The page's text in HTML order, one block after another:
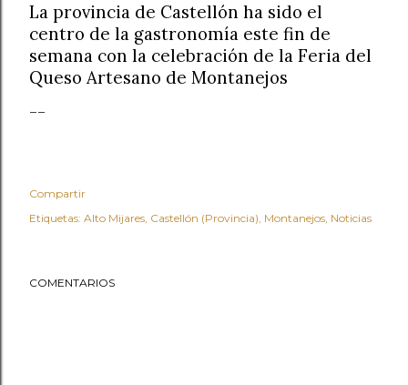
La provincia de Castellón ha sido el
centro de la gastronomía este fin de
semana con la celebración de la Feria del
Queso Artesano de Montanejos
--
Compartir
Etiquetas: Alto Mijares Castellón (Provincia) Montanejos Noticias
COMENTARIOS